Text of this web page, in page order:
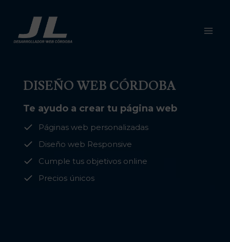
contenido
DISEÑO WEB CÓRDOBA
Te ayudo a crear tu página web
Páginas web personalizadas
Diseño web Responsive
Cumple tus objetivos online
Precios únicos